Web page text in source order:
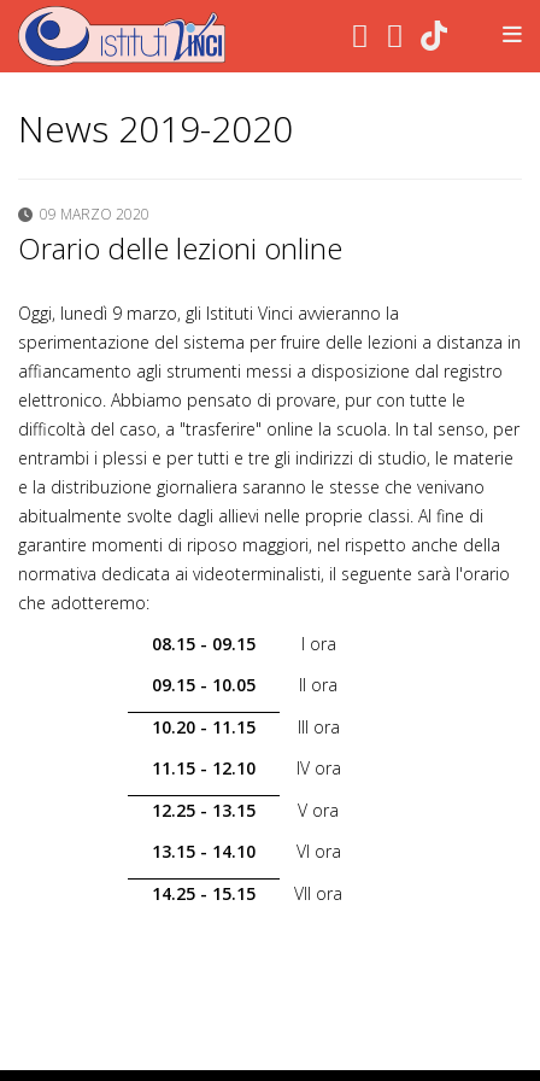
.
News 2019-2020
09 MARZO 2020
Orario delle lezioni online
Oggi, lunedì 9 marzo, gli Istituti Vinci avvieranno la
sperimentazione del sistema per fruire delle lezioni a distanza in
affiancamento agli strumenti messi a disposizione dal registro
elettronico. Abbiamo pensato di provare, pur con tutte le
difficoltà del caso, a "trasferire" online la scuola. In tal senso, per
entrambi i plessi e per tutti e tre gli indirizzi di studio, le materie
e la distribuzione giornaliera saranno le stesse che venivano
abitualmente svolte dagli allievi nelle proprie classi. Al fine di
garantire momenti di riposo maggiori, nel rispetto anche della
normativa dedicata ai videoterminalisti, il seguente sarà l'orario
che adotteremo:
08.15 - 09.15
I ora
09.15 - 10.05
II ora
10.20 - 11.15
III ora
11.15 - 12.10
IV ora
12.25 - 13.15
V ora
13.15 - 14.10
VI ora
14.25 - 15.15
VII ora